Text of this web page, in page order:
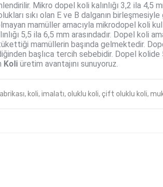
Mikro dopel koli kalınlığı 3,2 ila 4,5
sıkı olan E ve B dalganın
mamüller amacıyla mikrodopel koli
5,5 ila 6,5 mm arasındadır. Dopel koli
mamüllerin başında gelmektedir.
başlıca tercih sebebidir. Dopel kolide
Koli üretim avantajını sunuyoruz.
koli,imalatı,oluklu koli,çift oluklu koli,